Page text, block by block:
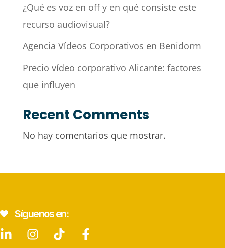
¿Qué es voz en off y en qué consiste este
recurso audiovisual?
Agencia Vídeos Corporativos en Benidorm
Precio vídeo corporativo Alicante: factores
que influyen
Recent Comments
No hay comentarios que mostrar.
Síguenos en: